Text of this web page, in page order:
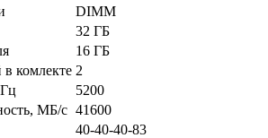
DIMM
32 ГБ
16 ГБ
в комлекте 2
5200
МБ/с 41600
40-40-40-83